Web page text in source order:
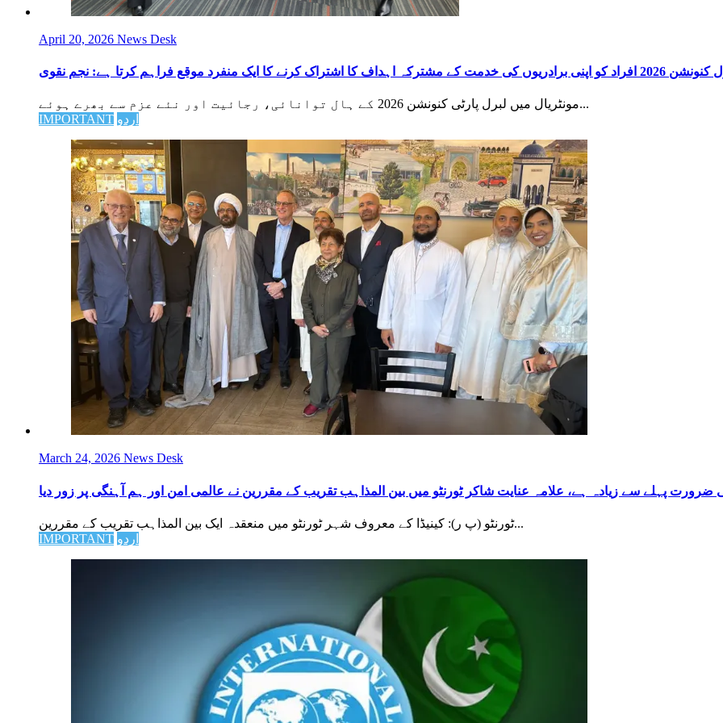
April 20, 2026 News Desk
برادریوں کی خدمت کے مشترکہ اہداف کا اشتراک کرنے کا ایک منفرد موقع فراہم کرتا ہے: نجم نقوی
مونٹریال میں لبرل پارٹی کنونشن 2026 کے ہال توانائی، رجائیت اور نئے عزم سے بھرے ہوئے...
IMPORTANT اردو
March 24, 2026 News Desk
ضرورت پہلے سے زیادہ ہے، علامہ عنایت شاکر ٹورنٹو میں بین المذاہب تقریب کے مقررین نے عالمی امن اور ہم آہنگی پر زور دیا
ٹورنٹو (پ ر): کینیڈا کے معروف شہر ٹورنٹو میں منعقدہ ایک بین المذاہب تقریب کے مقررین...
IMPORTANT اردو